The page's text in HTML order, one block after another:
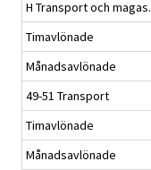
H Transport och magas.
Timavlönade
Månadsavlönade
49-51 Transport
Timavlönade
Månadsavlönade